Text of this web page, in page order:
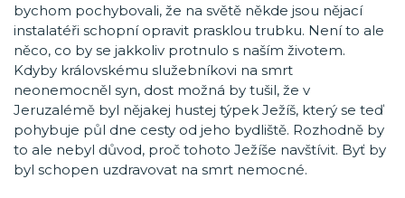
bychom pochybovali, že na světě někde jsou nějací
instalatéři schopní opravit prasklou trubku. Není to ale
něco, co by se jakkoliv protnulo s naším životem.
Kdyby královskému služebníkovi na smrt
neonemocněl syn, dost možná by tušil, že v
Jeruzalémě byl nějakej hustej týpek Ježíš, který se teď
pohybuje půl dne cesty od jeho bydliště. Rozhodně by
to ale nebyl důvod, proč tohoto Ježíše navštívit. Byť by
byl schopen uzdravovat na smrt nemocné.